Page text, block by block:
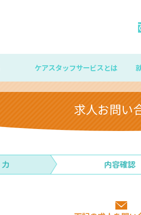
ケアスタッフサービスとは
求人お問い